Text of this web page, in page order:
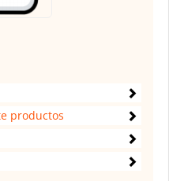
productos